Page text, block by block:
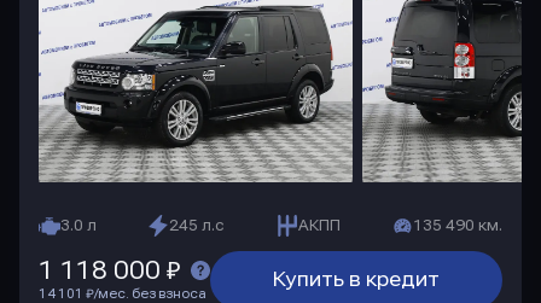
3.0 л 245 л.с АКПП 135 490 км.
Купить в кредит
1 118 000 ₽
14 101 ₽/мес. без взноса